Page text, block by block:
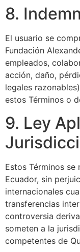
8.
El usuario se
Fundación
empleados,
acción, daño,
legales
estos Términos o
9. Ley
Estos Términos
Ecuador, sin
internacionales
transferencias
controversia
someten a la
competentes de